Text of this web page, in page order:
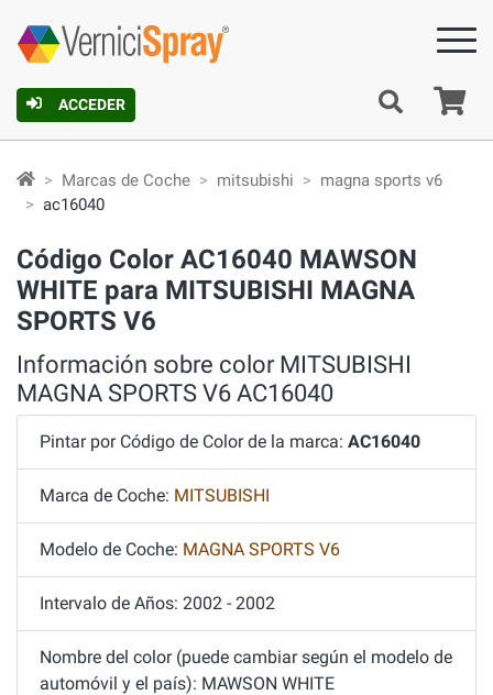
ACCEDER
Marcas de Coche mitsubishi
magna sports v6
ac16040
Código Color AC16040 MAWSON
WHITE para MITSUBISHI MAGNA
SPORTS V6
Información sobre color MITSUBISHI
MAGNA SPORTS V6 AC16040
Pintar por Código de Color de la marca: AC16040
Marca de Coche: MITSUBISHI
Modelo de Coche: MAGNA SPORTS V6
Intervalo de Años: 2002 - 2002
Nombre del color (puede cambiar según el modelo de
automóvil y el país): MAWSON WHITE